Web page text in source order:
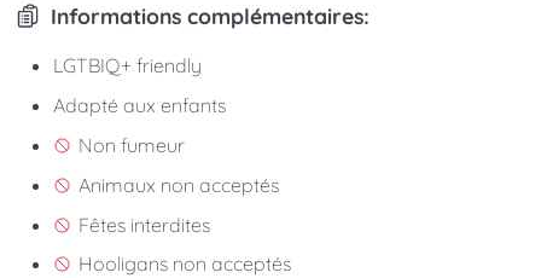
Informations complémentaires:
LGTBIQ+ friendly
Adapté aux enfants
Non fumeur
Animaux non acceptés
Fêtes interdites
Hooligans non acceptés